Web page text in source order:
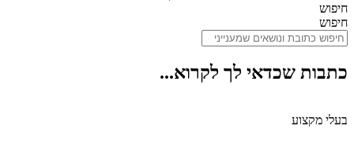
חיפוש
חיפוש
כתבות שכדאי לך לקרוא...
בעלי מקצוע